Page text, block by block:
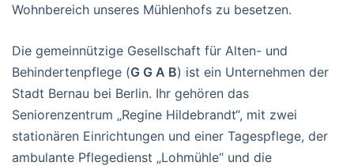
Wohnbereich unseres Mühlenhofs zu besetzen.
Die gemeinnützige Gesellschaft für Alten- und
Behindertenpflege (G G A B) ist ein Unternehmen der
Stadt Bernau bei Berlin. Ihr gehören das
Seniorenzentrum „Regine Hildebrandt“, mit zwei
stationären Einrichtungen und einer Tagespflege, der
ambulante Pflegedienst „Lohmühle“ und die